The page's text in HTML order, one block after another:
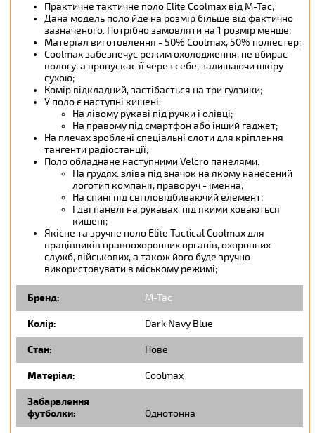
Практичне тактичне поло Elite Coolmax від М-Тас;
Дана модель поло йде на розмір більше від фактично
зазначеного. Потрібно замовляти на 1 розмір менше;
Матеріал виготовлення - 50% Coolmax, 50% поліестер;
Coolmax забезпечує режим охолодження, не вбирає
вологу, а пропускає її через себе, залишаючи шкіру
сухою;
Комір відкладний, застібається на три гудзики;
У поло є наступні кишені:
На лівому рукаві під ручки і олівці;
На правому під смартфон або інший гаджет;
На плечах зроблені спеціальні слоти для кріплення
тангенти радіостанції;
Поло обладнане наступними Velcro панелями:
На грудях: зліва під значок на якому нанесений
логотип компанії, праворуч - іменна;
На спині під світловідбиваючий елемент;
І дві панелі на рукавах, під якими ховаються
кишені;
Якісне та зручне поло Elite Tactical Coolmax для
працівників правоохоронних органів, охоронних
служб, військових, а також його буде зручно
використовувати в міському режимі;
Бренд: M-Tac
Колір: Dark Navy Blue
Стан: Нове
Матеріал: Coolmax
Забарвлення
футболки:
Однотонна